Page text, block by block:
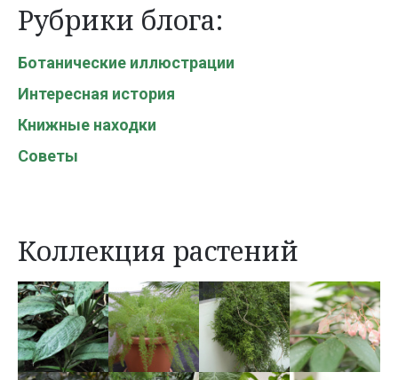
Рубрики блога:
Ботанические иллюстрации
Интересная история
Книжные находки
Советы
Коллекция растений